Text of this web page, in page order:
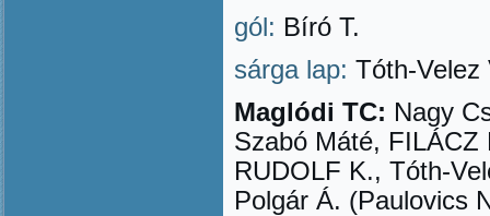
gól: Bíró T.
sárga lap: Tóth-Velez
Maglódi TC: Nagy
Szabó Máté,
RUDOLF K., Tóth-
Polgár Á. (Paulovics